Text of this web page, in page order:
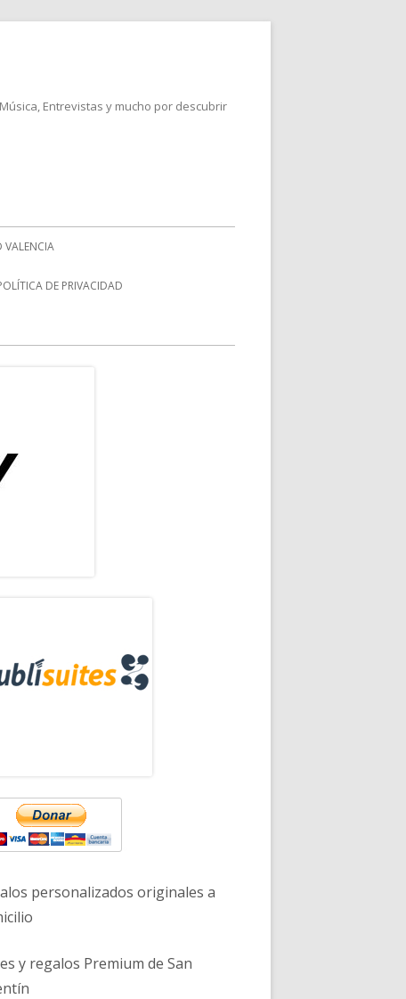
Entrevistas y mucho por descubrir
VALENCIA
DE PRIVACIDAD
personalizados originales a
y regalos Premium de San